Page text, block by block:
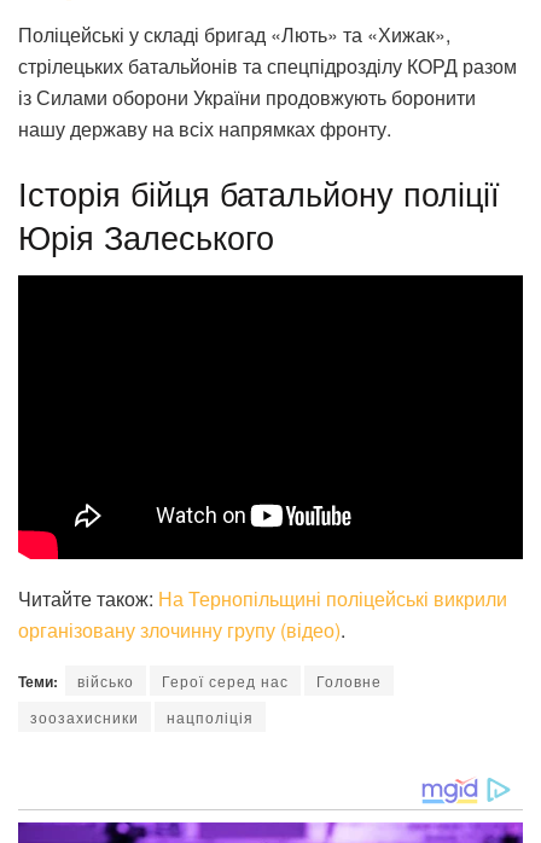
Поліцейські у складі бригад «Лють» та «Хижак»,
стрілецьких батальйонів та спецпідрозділу КОРД разом
із Силами оборони України продовжують боронити
нашу державу на всіх напрямках фронту.
Історія бійця батальйону поліції
Юрія Залеського
Читайте також: На Тернопільщині поліцейські викрили
організовану злочинну групу (відео).
Теми: військо Герої серед нас
Головне
зоозахисники
нацполіція